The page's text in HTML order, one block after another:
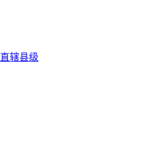
直辖县级